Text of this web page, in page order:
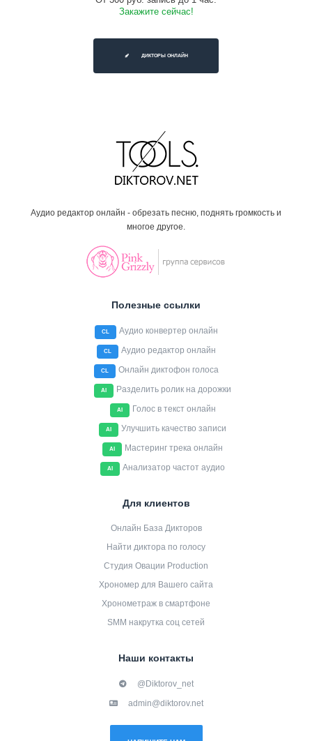
Закажите сейчас!
ДИКТОРЫ ОНЛАЙН
Аудио редактор онлайн - обрезать песню, поднять громкость и
многое другое.
Полезные ссылки
CL Аудио конвертер онлайн
CL Аудио редактор онлайн
CL Онлайн диктофон голоса
AI Разделить ролик на дорожки
AI Голос в текст онлайн
AI Улучшить качество записи
AI Мастеринг трека онлайн
AI Анализатор частот аудио
Для клиентов
Онлайн База Дикторов
Найти диктора по голосу
Студия Овации Production
Хрономер для Вашего сайта
Хронометраж в смартфоне
SMM накрутка соц сетей
Наши контакты
@Diktorov_net
admin@diktorov.net